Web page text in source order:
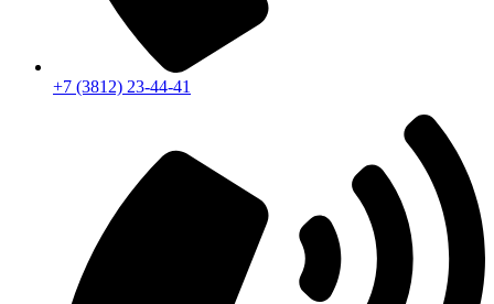
+7 (3812) 23-44-41